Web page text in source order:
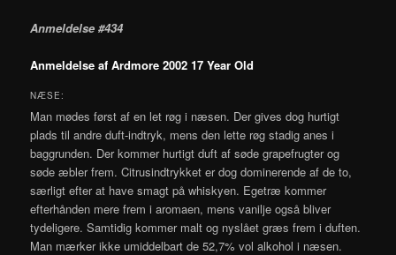
Anmeldelse #434
Anmeldelse af Ardmore 2002 17 Year Old
NÆSE:
Man mødes først af en let røg i næsen. Der gives dog hurtigt
plads til andre duft-indtryk, mens den lette røg stadig anes i
baggrunden. Der kommer hurtigt duft af søde grapefrugter og
søde æbler frem. Citrusindtrykket er dog dominerende af de to,
særligt efter at have smagt på whiskyen. Egetræ kommer
efterhånden mere frem i aromaen, mens vanilje også bliver
tydeligere. Samtidig kommer malt og nyslået græs frem i duften.
Man mærker ikke umiddelbart de 52,7% vol alkohol i næsen.